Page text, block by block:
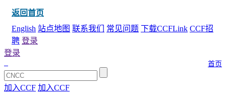
返回首页
English 站点地图 联系我们 常见问题 下载CCFLink CCF招
聘 登录
首页
登录
加入CCF 加入CCF